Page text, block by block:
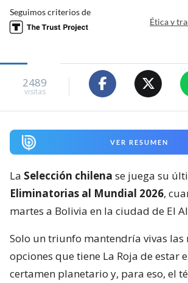
Seguimos criterios de
Ética y
2489
visitas
VER RESUMEN
La Selección chilena se juega su
Eliminatorias al Mundial 2026,
martes a Bolivia en la ciudad de El
Solo un triunfo mantendría vivas las
opciones que tiene La Roja de estar
certamen planetario y, para eso, el